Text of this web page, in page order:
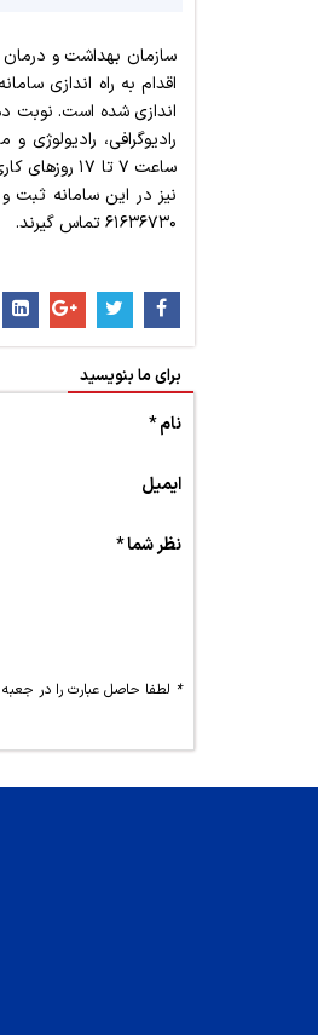
سازمان بهداشت و
اندازی شده است. نوبت
۶۱۶۳۶۷۳۰ تماس گیرند.
برای ما بنویسید
نام *
ایمیل
نظر شما *
* لطفا حاصل عبارت را در جعبه